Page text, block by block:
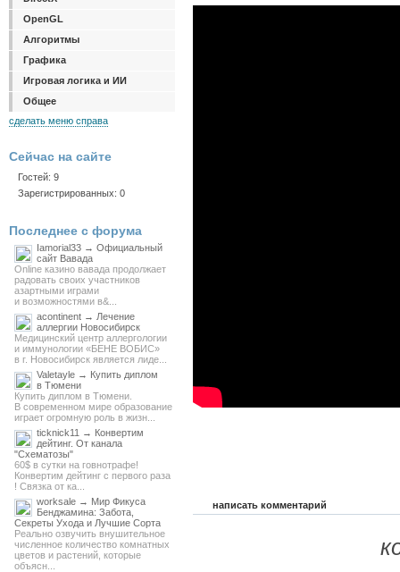
написать комментарий
OpenGL
Алгоритмы
Графика
Игровая логика и ИИ
Общее
сделать меню справа
Сейчас на сайте
Гостей: 9
Зарегистрированных: 0
Последнее с форума
Iamorial33 → Официальный
сайт Вавада
Online казино вавада продолжает
радовать своих участников
азартными играми
и возможностями в&...
acontinent → Лечение
аллергии Новосибирск
Медицинский центр аллергологии
и иммунологии «БЕНЕ ВОБИС»
в г. Новосибирск является лиде...
Valetayle → Купить диплом
в Тюмени
Купить диплом в Тюмени.
В современном мире образование
играет огромную роль в жизн...
ticknick11 → Конвертим
дейтинг. От канала
"Схематозы"
60$ в сутки на говнотрафе!
Конвертим дейтинг с первого раза
! Связка от ка...
worksale → Мир Фикуса
Бенджамина: Забота,
Секреты Ухода и Лучшие Сорта
Реально озвучить внушительное
численное количество комнатных
цветов и растений, которые
объясн...